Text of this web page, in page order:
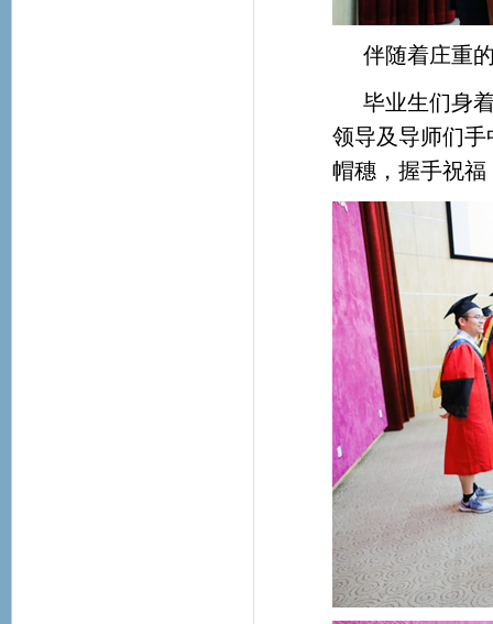
伴随着庄重
毕业生们身
领导及导师们
帽穗，握手祝